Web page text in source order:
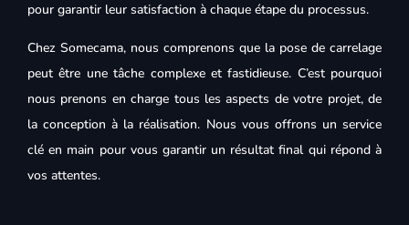
pour garantir leur satisfaction à chaque étape du processus.
Chez Somecama, nous comprenons que la pose de carrelage
peut être une tâche complexe et fastidieuse. C’est pourquoi
nous prenons en charge tous les aspects de votre projet, de
la conception à la réalisation. Nous vous offrons un service
clé en main pour vous garantir un résultat final qui répond à
vos attentes.